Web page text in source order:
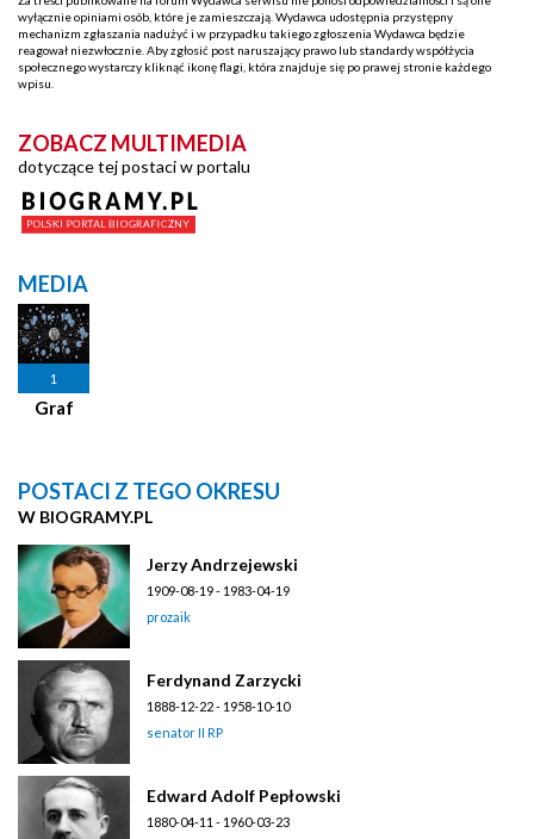
wyłącznie opiniami osób, które je zamieszczają. Wydawca udostępnia przystępny
mechanizm zgłaszania nadużyć i w przypadku takiego zgłoszenia Wydawca będzie
reagował niezwłocznie. Aby zgłosić post naruszający prawo lub standardy współżycia
społecznego wystarczy kliknąć ikonę flagi, która znajduje się po prawej stronie każdego
wpisu.
ZOBACZ MULTIMEDIA
dotyczące tej postaci w portalu
MEDIA
1
Graf
POSTACI Z TEGO OKRESU
W BIOGRAMY.PL
Jerzy Andrzejewski
1909-08-19 - 1983-04-19
prozaik
Ferdynand Zarzycki
1888-12-22 - 1958-10-10
senator II RP
Edward Adolf Pepłowski
1880-04-11 - 1960-03-23